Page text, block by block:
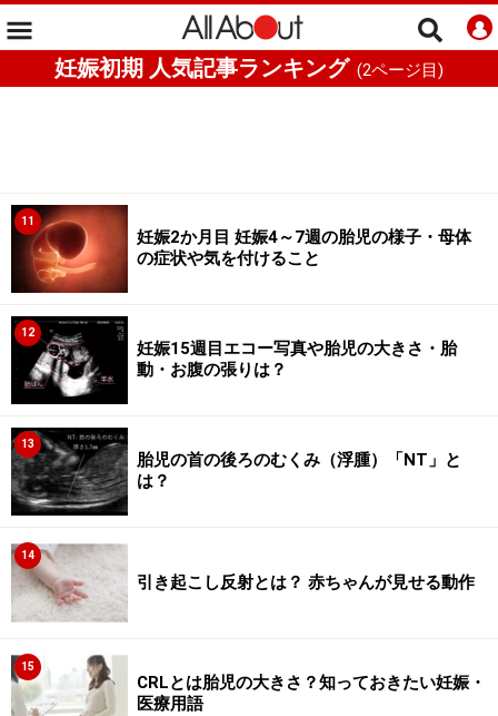
妊娠初期 人気記事ランキング (2ページ目)
11
妊娠2か月目 妊娠4～7週の胎児の様子・母体
の症状や気を付けること
12
妊娠15週目エコー写真や胎児の大きさ・胎
動・お腹の張りは？
13
胎児の首の後ろのむくみ（浮腫）「NT」と
は？
14
引き起こし反射とは？ 赤ちゃんが見せる動作
15
CRLとは胎児の大きさ？知っておきたい妊娠・
医療用語